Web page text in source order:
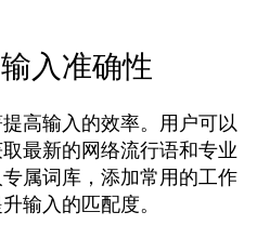
入准确性
高输入的效率。用户可以
最新的网络流行语和专业
属词库，添加常用的工作
输入的匹配度。